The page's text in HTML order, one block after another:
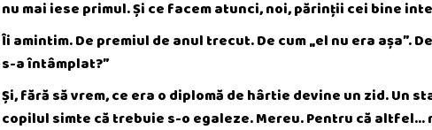
nu mai iese primul. Și ce facem atunci, noi, părinții cei bine
Îi amintim. De premiul de anul trecut. De cum „el nu era așa”.
s-a întâmplat?”
Și, fără să vrem, ce era o diplomă de hârtie devine un zid. Un
copilul simte că trebuie s-o egaleze. Mereu. Pentru că altfel…